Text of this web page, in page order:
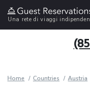
Una rete di viaggi
Home Countries Austria